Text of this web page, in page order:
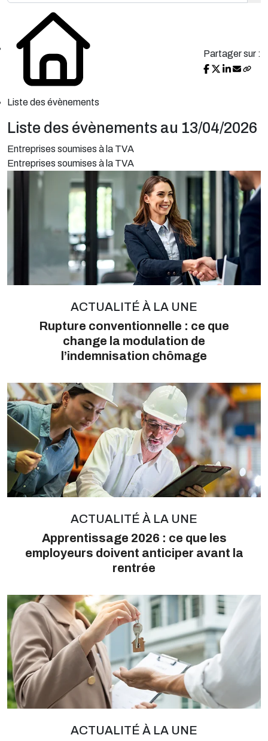
Liste des évènements
Partager sur :
Liste des évènements au 13/04/2026
Entreprises soumises à la TVA
Entreprises soumises à la TVA
ACTUALITÉ À LA UNE
Rupture conventionnelle : ce que
change la modulation de
l’indemnisation chômage
ACTUALITÉ À LA UNE
Apprentissage 2026 : ce que les
employeurs doivent anticiper avant la
rentrée
ACTUALITÉ À LA UNE